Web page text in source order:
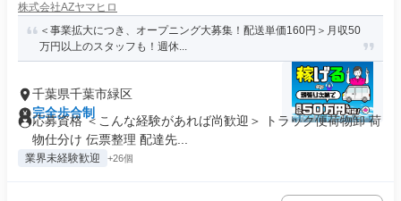
株式会社AZヤマヒロ
＜事業拡大につき、オープニング大募集！配送単価160円＞月収50
万円以上のスタッフも！週休...
千葉県千葉市緑区
完全歩合制
応募資格 ＜こんな経験があれば尚歓迎＞ トラック便荷物卸 荷
物仕分け 伝票整理 配達先...
業界未経験歓迎 +26個